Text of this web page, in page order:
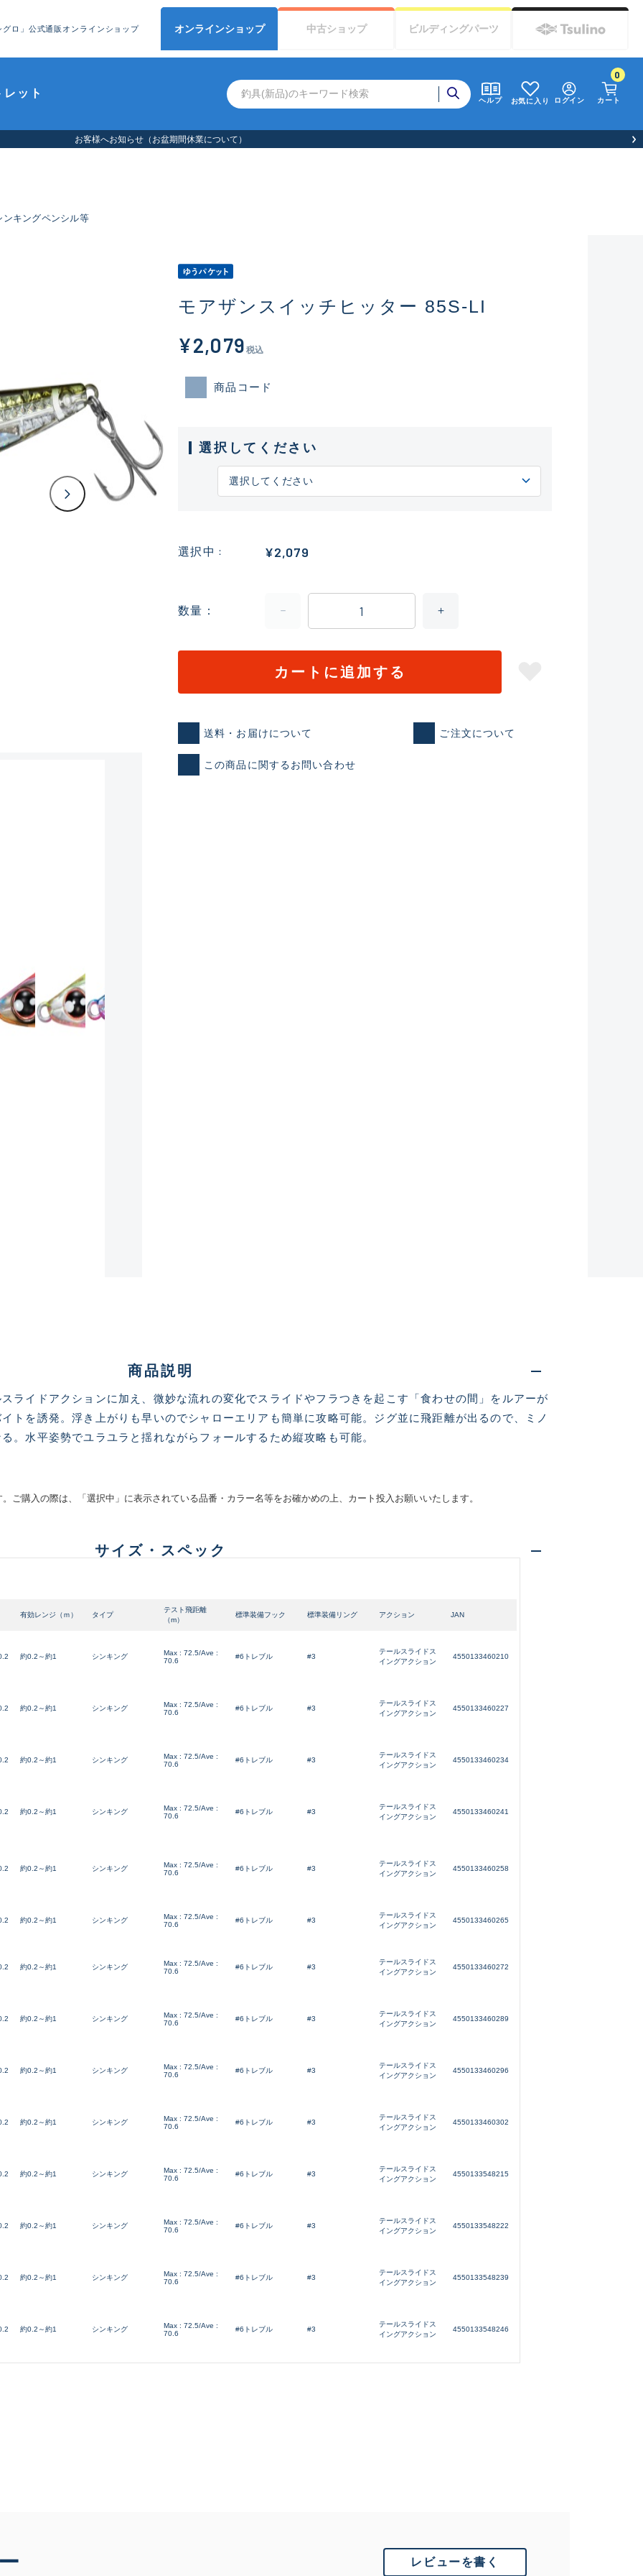
ロ」公式通販オンラインショップ
ヘルプ お気に入り ログイン カート
0
オンラインショップ 中古ショップ ビルディングパーツ
ット
お客様へお知らせ（お盆期間休業について）
ンキングペンシル等
ランクとは？
品）
B
C 使用感や傷のある一般的な中古品
かなり使用感があり、全体的に目立つ傷が多
著しく状態が悪いが使用はできるもの、改造
モアザンスイッチヒッター 85S-LI
¥2,079 税込
商品コード
選択してください
選択中 ¥2,079
数量
カートに追加する
送料・お届けについて ご注文について
この商品に関するお問い合わせ
商品説明
ライドアクションに加え、微妙な流れの変化でスライドやフラつきを起こす「食わせの間」をルアーが
トを誘発。浮き上がりも早いのでシャローエリアも簡単に攻略可能。ジグ並に飛距離が出るので、ミノ
。水平姿勢でユラユラと揺れながらフォールするため縦攻略も可能。
ご購入の際は、「選択中」に表示されている品番・カラー名等をお確かめの上、カート投入お願いいたします。
サイズ・スペック
有効レンジ（ｍ） タイプ
テスト飛距離
（m）
標準装備フック 標準装備リング アクション JAN
約0.2～約1 シンキング
Max : 72.5/Ave :
70.6
#6トレブル #3
テールスライドス
イングアクション
4550133460210
約0.2～約1 シンキング
Max : 72.5/Ave :
70.6
#6トレブル #3
テールスライドス
イングアクション
4550133460227
約0.2～約1 シンキング
Max : 72.5/Ave :
70.6
#6トレブル #3
テールスライドス
イングアクション
4550133460234
約0.2～約1 シンキング
Max : 72.5/Ave :
70.6
#6トレブル #3
テールスライドス
イングアクション
4550133460241
約0.2～約1 シンキング
Max : 72.5/Ave :
70.6
#6トレブル #3
テールスライドス
イングアクション
4550133460258
約0.2～約1 シンキング
Max : 72.5/Ave :
70.6
#6トレブル #3
テールスライドス
イングアクション
4550133460265
約0.2～約1 シンキング
Max : 72.5/Ave :
70.6
#6トレブル #3
テールスライドス
イングアクション
4550133460272
約0.2～約1 シンキング
Max : 72.5/Ave :
70.6
#6トレブル #3
テールスライドス
イングアクション
4550133460289
約0.2～約1 シンキング
Max : 72.5/Ave :
70.6
#6トレブル #3
テールスライドス
イングアクション
4550133460296
約0.2～約1 シンキング
Max : 72.5/Ave :
70.6
#6トレブル #3
テールスライドス
イングアクション
4550133460302
約0.2～約1 シンキング
Max : 72.5/Ave :
70.6
#6トレブル #3
テールスライドス
イングアクション
4550133548215
約0.2～約1 シンキング
Max : 72.5/Ave :
70.6
#6トレブル #3
テールスライドス
イングアクション
4550133548222
約0.2～約1 シンキング
Max : 72.5/Ave :
70.6
#6トレブル #3
テールスライドス
イングアクション
4550133548239
約0.2～約1 シンキング
Max : 72.5/Ave :
70.6
#6トレブル #3
テールスライドス
イングアクション
4550133548246
レビューを書く